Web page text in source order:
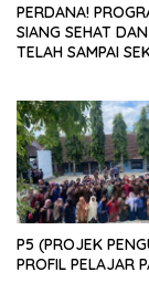
PERDANA!
SIANG SEHAT
TELAH SAMPAI
P5 (PROJEK
PROFIL PELAJAR